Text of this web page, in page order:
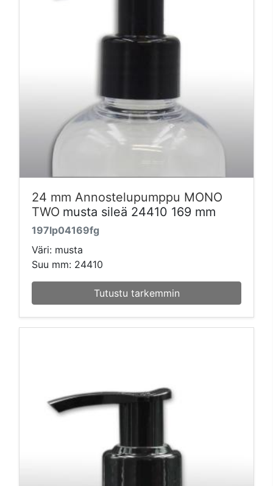
24 mm Annostelupumppu MONO
TWO musta sileä 24410 169 mm
197lp04169fg
Väri: musta
Suu mm: 24410
Tutustu tarkemmin